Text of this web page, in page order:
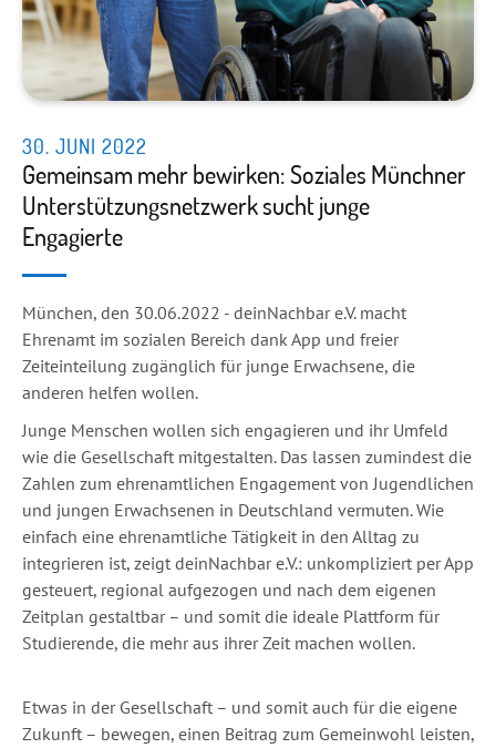
30. JUNI 2022
Gemeinsam mehr bewirken: Soziales Münchner
Unterstützungsnetzwerk sucht junge
Engagierte
München, den 30.06.2022 - deinNachbar e.V. macht
Ehrenamt im sozialen Bereich dank App und freier
Zeiteinteilung zugänglich für junge Erwachsene, die
anderen helfen wollen.
Junge Menschen wollen sich engagieren und ihr Umfeld
wie die Gesellschaft mitgestalten. Das lassen zumindest die
Zahlen zum ehrenamtlichen Engagement von Jugendlichen
und jungen Erwachsenen in Deutschland vermuten. Wie
einfach eine ehrenamtliche Tätigkeit in den Alltag zu
integrieren ist, zeigt deinNachbar e.V.: unkompliziert per App
gesteuert, regional aufgezogen und nach dem eigenen
Zeitplan gestaltbar – und somit die ideale Plattform für
Studierende, die mehr aus ihrer Zeit machen wollen.
Etwas in der Gesellschaft – und somit auch für die eigene
Zukunft – bewegen, einen Beitrag zum Gemeinwohl leisten,